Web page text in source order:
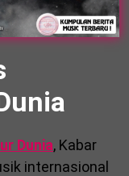
Dunia, Kabar
internasional